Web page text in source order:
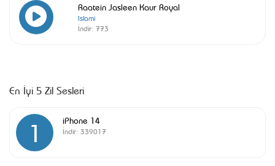
Raatein Jasleen Kaur Royal
Islami
İndir: 773
En İyi 5 Zil Sesleri
1 iPhone 14
İndir: 339017